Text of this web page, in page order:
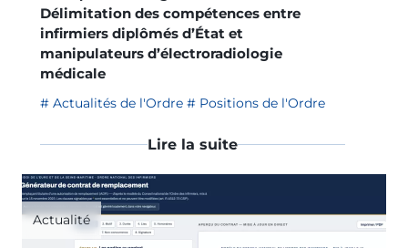
Délimitation des compétences entre
infirmiers diplômés d’État et
manipulateurs d’électroradiologie
médicale
Actualités de l'Ordre Positions de l'Ordre
Lire la suite
Actualité